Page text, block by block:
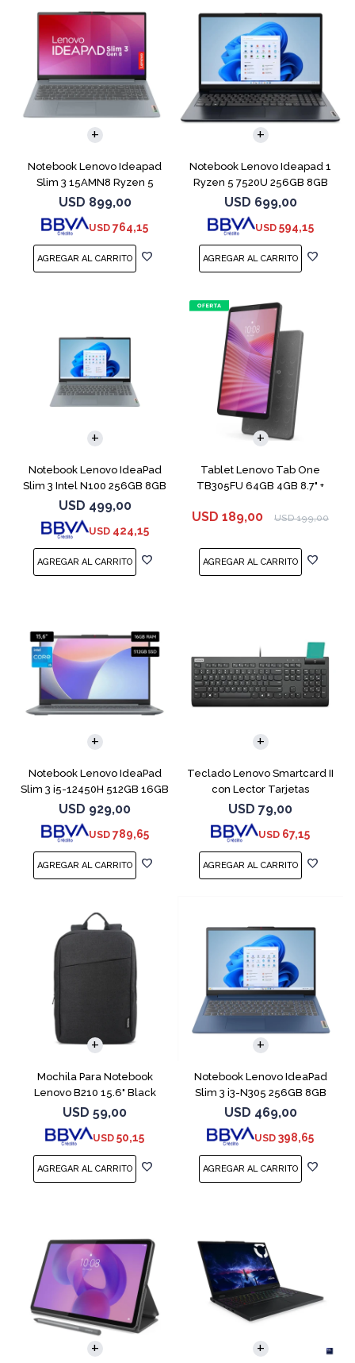
Notebook Lenovo Ideapad
Slim 3 15AMN8 Ryzen 5
7520U 512 16GB
USD 899,00
USD 764,15
Notebook Lenovo Ideapad 1
Ryzen 5 7520U 256GB 8GB
Abyss Blue
USD 699,00
USD 594,15
Notebook Lenovo IdeaPad
Slim 3 Intel N100 256GB 8GB
USD 499,00
USD 424,15
Tablet Lenovo Tab One
TB305FU 64GB 4GB 8.7" +
USD 189,00 USD 199,00
Notebook Lenovo IdeaPad
Slim 3 i5-12450H 512GB 16GB
15.6"
USD 929,00
USD 789,65
COMPARAR
Teclado Lenovo Smartcard II
con Lector Tarjetas
Inteligente
USD 79,00
USD 67,15
Mochila Para Notebook
Lenovo B210 15.6" Black
USD 59,00
USD 50,15
Notebook Lenovo IdeaPad
Slim 3 i3-N305 256GB 8GB
15.6" Blue
USD 469,00
USD 398,65
COMPARAR